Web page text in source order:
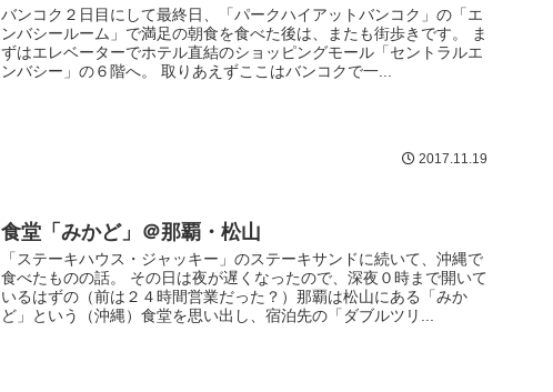
バンコク２日目にして最終日、「パークハイアットバンコク」の「エ
ンバシールーム」で満足の朝食を食べた後は、またも街歩きです。 ま
ずはエレベーターでホテル直結のショッピングモール「セントラルエ
ンバシー」の６階へ。 取りあえずここはバンコクで一...
2017.11.19
食堂「みかど」＠那覇・松山
「ステーキハウス・ジャッキー」のステーキサンドに続いて、沖縄で
食べたものの話。 その日は夜が遅くなったので、深夜０時まで開いて
いるはずの（前は２４時間営業だった？）那覇は松山にある「みか
ど」という（沖縄）食堂を思い出し、宿泊先の「ダブルツリ...